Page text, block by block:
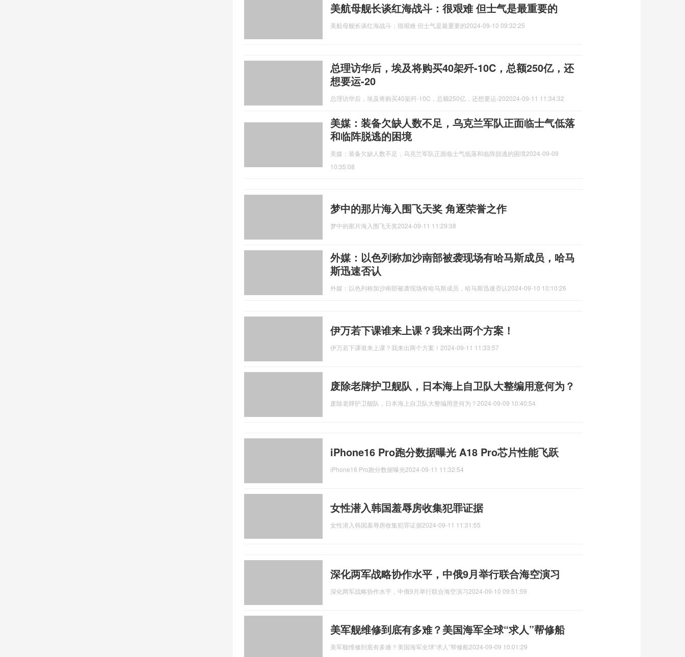
美航母舰长谈红海战斗：很艰难 但士气是最重要的
美航母舰长谈红海战斗：很艰难 但士气是最重要的2024-09-10 09:32:25
总理访华后，埃及将购买40架歼-10C，总额250亿，还
想要运-20
总理访华后，埃及将购买40架歼-10C，总额250亿，还想要运-202024-09-11 11:34:32
美媒：装备欠缺人数不足，乌克兰军队正面临士气低落
和临阵脱逃的困境
美媒：装备欠缺人数不足，乌克兰军队正面临士气低落和临阵脱逃的困境2024-09-09
10:35:08
梦中的那片海入围飞天奖 角逐荣誉之作
梦中的那片海入围飞天奖2024-09-11 11:29:38
外媒：以色列称加沙南部被袭现场有哈马斯成员，哈马
斯迅速否认
外媒：以色列称加沙南部被袭现场有哈马斯成员，哈马斯迅速否认2024-09-10 10:10:26
伊万若下课谁来上课？我来出两个方案！
伊万若下课谁来上课？我来出两个方案！ 2024-09-11 11:33:57
废除老牌护卫舰队，日本海上自卫队大整编用意何为？
废除老牌护卫舰队，日本海上自卫队大整编用意何为？ 2024-09-09 10:40:54
iPhone16 Pro跑分数据曝光 A18 Pro芯片性能飞跃
iPhone16 Pro跑分数据曝光2024-09-11 11:32:54
女性潜入韩国羞辱房收集犯罪证据
女性潜入韩国羞辱房收集犯罪证据2024-09-11 11:31:55
深化两军战略协作水平，中俄9月举行联合海空演习
深化两军战略协作水平，中俄9月举行联合海空演习2024-09-10 09:51:59
美军舰维修到底有多难？美国海军全球“求人”帮修船
美军舰维修到底有多难？美国海军全球“求人”帮修船2024-09-09 10:01:29